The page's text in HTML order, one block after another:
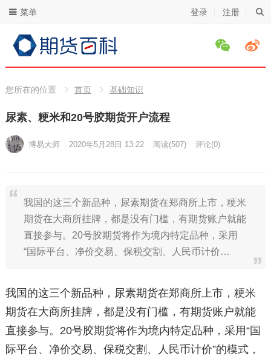
登录 注册
菜单
您所在的位置 首页 基础知识
尿素、粳米和20号胶期货开户流程
博易大师 2020年5月28日 13:22 阅读(507) 评论(0)
我国的这三个新品种，尿素期货在郑商所上市，粳米
期货在大商所挂牌，都是没有门槛，有期货账户就能
直接参与。20号胶期货将作为境内特定品种，采用
“国际平台、净价交易、保税交割、人民币计价…
我国的这三个新品种，尿素期货在郑商所上市，粳米
期货在大商所挂牌，都是没有门槛，有期货账户就能
直接参与。20号胶期货将作为境内特定品种，采用“国
际平台、净价交易、保税交割、人民币计价”的模式，